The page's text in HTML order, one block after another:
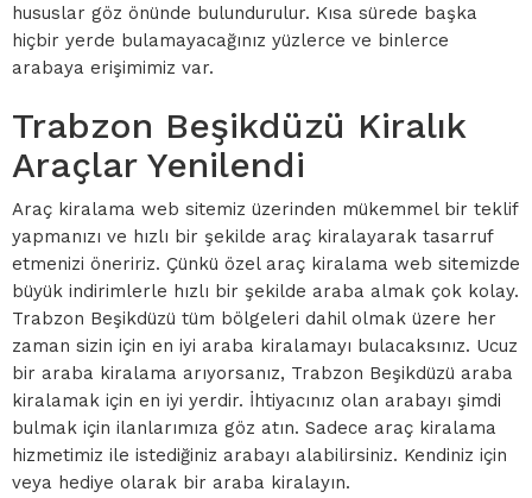
hususlar göz önünde bulundurulur. Kısa sürede başka
hiçbir yerde bulamayacağınız yüzlerce ve binlerce
arabaya erişimimiz var.
Trabzon Beşikdüzü Kiralık
Araçlar Yenilendi
Araç kiralama web sitemiz üzerinden mükemmel bir teklif
yapmanızı ve hızlı bir şekilde araç kiralayarak tasarruf
etmenizi öneririz. Çünkü özel araç kiralama web sitemizde
büyük indirimlerle hızlı bir şekilde araba almak çok kolay.
Trabzon Beşikdüzü tüm bölgeleri dahil olmak üzere her
zaman sizin için en iyi araba kiralamayı bulacaksınız. Ucuz
bir araba kiralama arıyorsanız, Trabzon Beşikdüzü araba
kiralamak için en iyi yerdir. İhtiyacınız olan arabayı şimdi
bulmak için ilanlarımıza göz atın. Sadece araç kiralama
hizmetimiz ile istediğiniz arabayı alabilirsiniz. Kendiniz için
veya hediye olarak bir araba kiralayın.